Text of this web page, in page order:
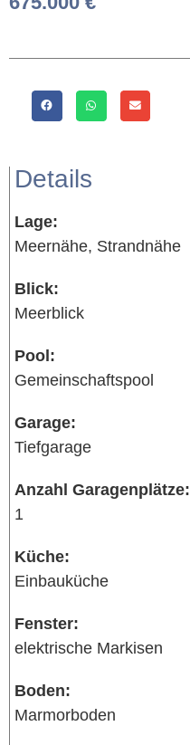
Details
Lage:
Meernähe, Strandnähe
Blick:
Meerblick
Pool:
Gemeinschaftspool
Garage:
Tiefgarage
Anzahl Garagenplätze:
1
Küche:
Einbauküche
Fenster:
elektrische Markisen
Boden:
Marmorboden